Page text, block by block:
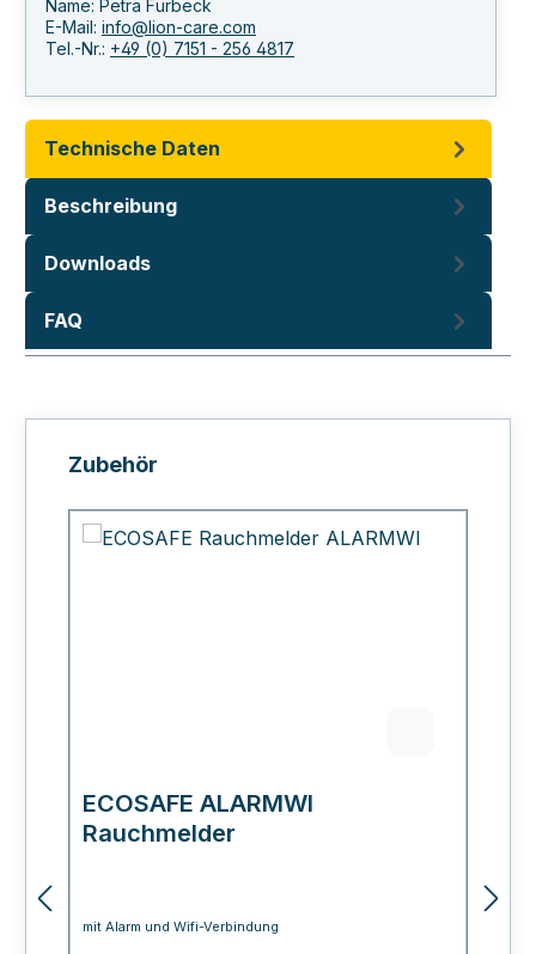
Name: Petra Fürbeck
E-Mail: info@lion-care.com
Tel.-Nr.: +49 (0) 7151 - 256 4817
Technische Daten
Beschreibung
Downloads
FAQ
Produktgalerie überspringen
Zubehör
ECOSAFE ALARMWI
Rauchmelder
mit Alarm und Wifi-Verbindung